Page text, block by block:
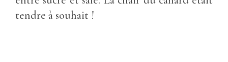
tendre à souhait !